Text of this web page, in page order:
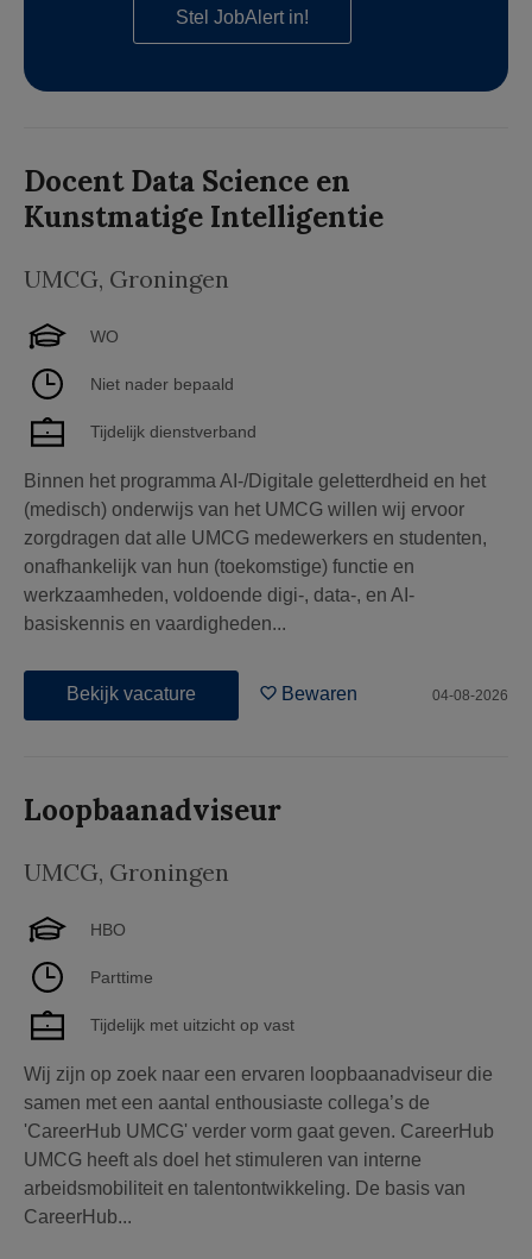
Stel JobAlert in!
Docent Data Science en
Kunstmatige Intelligentie
UMCG, Groningen
WO
Niet nader bepaald
Tijdelijk dienstverband
Binnen het programma AI-/Digitale geletterdheid en het
(medisch) onderwijs van het UMCG willen wij ervoor
zorgdragen dat alle UMCG medewerkers en studenten,
onafhankelijk van hun (toekomstige) functie en
werkzaamheden, voldoende digi-, data-, en AI-
basiskennis en vaardigheden...
Bekijk vacature Bewaren 04-08-2026
Loopbaanadviseur
UMCG, Groningen
HBO
Parttime
Tijdelijk met uitzicht op vast
Wij zijn op zoek naar een ervaren loopbaanadviseur die
samen met een aantal enthousiaste collega’s de
'CareerHub UMCG' verder vorm gaat geven. CareerHub
UMCG heeft als doel het stimuleren van interne
arbeidsmobiliteit en talentontwikkeling. De basis van
CareerHub...